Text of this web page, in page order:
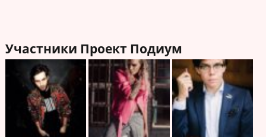
Участники Проект Подиум